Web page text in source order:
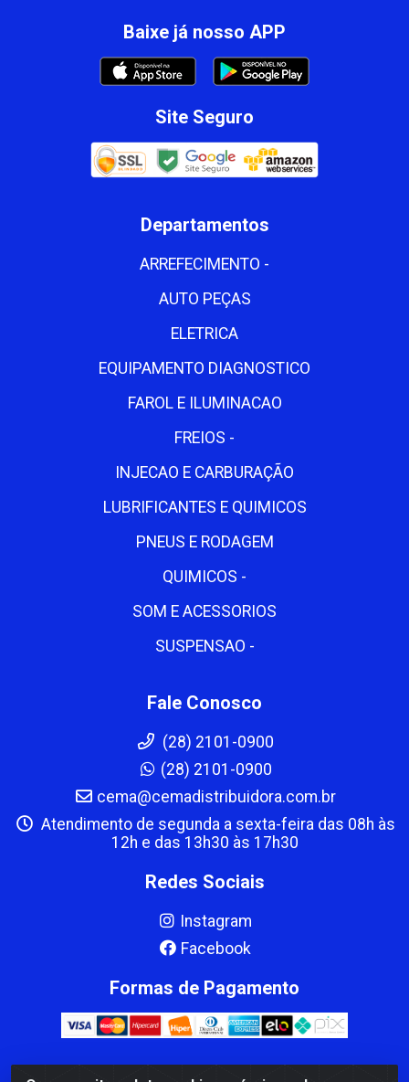
Baixe já nosso APP
Site Seguro
Departamentos
ARREFECIMENTO -
AUTO PEÇAS
ELETRICA
EQUIPAMENTO DIAGNOSTICO
FAROL E ILUMINACAO
FREIOS -
INJECAO E CARBURAÇÃO
LUBRIFICANTES E QUIMICOS
PNEUS E RODAGEM
QUIMICOS -
SOM E ACESSORIOS
SUSPENSAO -
Fale Conosco
(28) 2101-0900
(28) 2101-0900
cema@cemadistribuidora.com.br
Atendimento de segunda a sexta-feira das 08h às
12h e das 13h30 às 17h30
Redes Sociais
Instagram
Facebook
Formas de Pagamento